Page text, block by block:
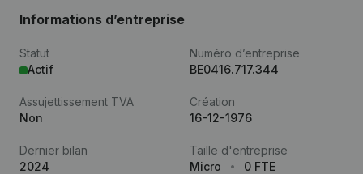
Informations d’entreprise
Statut
Actif
Numéro d’entreprise
BE0416.717.344
Assujettissement TVA
Non
Création
16-12-1976
Dernier bilan
2024
Taille d'entreprise
Micro
0 FTE